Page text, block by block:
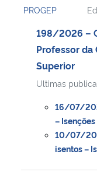
Ministério da Cidadania
Ministério de Minas e Energia
Ministério da Ciência,
Ministério do Meio Ambiente
PROGEP
198/2026 –
Professor da
Superior
Ultimas
16/07/
– Isenções
10/07/
isentos –